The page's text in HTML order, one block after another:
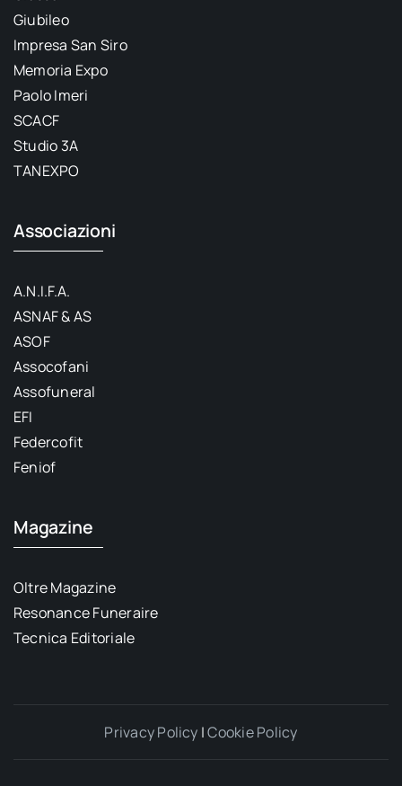
Giubileo
Impresa San Siro
Memoria Expo
Paolo Imeri
SCACF
Studio 3A
TANEXPO
Associazioni
A.N.I.F.A.
ASNAF & AS
ASOF
Assocofani
Assofuneral
EFI
Federcofit
Feniof
Magazine
Oltre Magazine
Resonance Funeraire
Tecnica Editoriale
Privacy Policy |Cookie Policy